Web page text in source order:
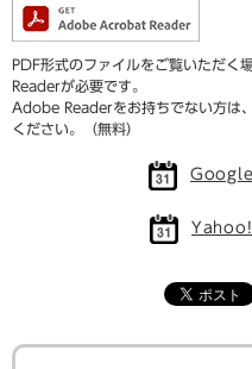
PDF形式のファイルをご覧いただ
Readerが必要です。
Adobe Readerをお持ちでない方は
ください。（無料）
Google
Yahoo!